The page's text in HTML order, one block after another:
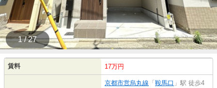
1 / 27
賃料 17万円
京都市営烏丸線 「 鞍馬口 」駅 徒歩4